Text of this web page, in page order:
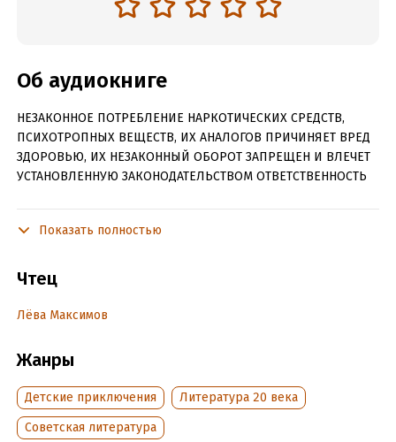
Об аудиокниге
НЕЗАКОННОЕ ПОТРЕБЛЕНИЕ НАРКОТИЧЕСКИХ СРЕДСТВ,
ПСИХОТРОПНЫХ ВЕЩЕСТВ, ИХ АНАЛОГОВ ПРИЧИНЯЕТ ВРЕД
ЗДОРОВЬЮ, ИХ НЕЗАКОННЫЙ ОБОРОТ ЗАПРЕЩЕН И ВЛЕЧЕТ
УСТАНОВЛЕННУЮ ЗАКОНОДАТЕЛЬСТВОМ ОТВЕТСТВЕННОСТЬ
работы не убавлялось, и ему нельзя было уехать домой в
Наконец, когда наступила зима, он совсем заскучал,
письмо, чтобы она приезжала вместе с ребятишками к нему
Ребятишек у него было двое – Чук и Гек…»
Подробная информация
Показать полностью
Чтец
Лёва Максимов
Жанры
Детские приключения
Литература 20 века
Советская литература